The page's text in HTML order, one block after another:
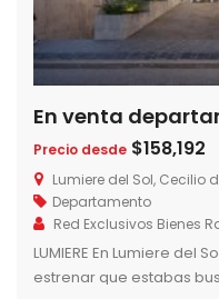
Precio desde $158,192
Lumiere del Sol, Cecilio
Departamento
Red Exclusivos Bienes
LUMIERE En Lumiere
estrenar que estabas